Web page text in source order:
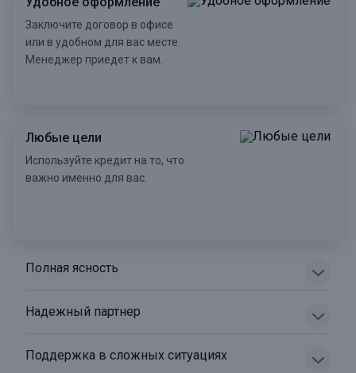
Заключите договор в офисе
или в удобном для вас месте.
Менеджер приедет к вам.
Любые цели
Используйте кредит на то, что
важно именно для вас.
Полная ясность
Надежный партнер
Поддержка в сложных ситуациях